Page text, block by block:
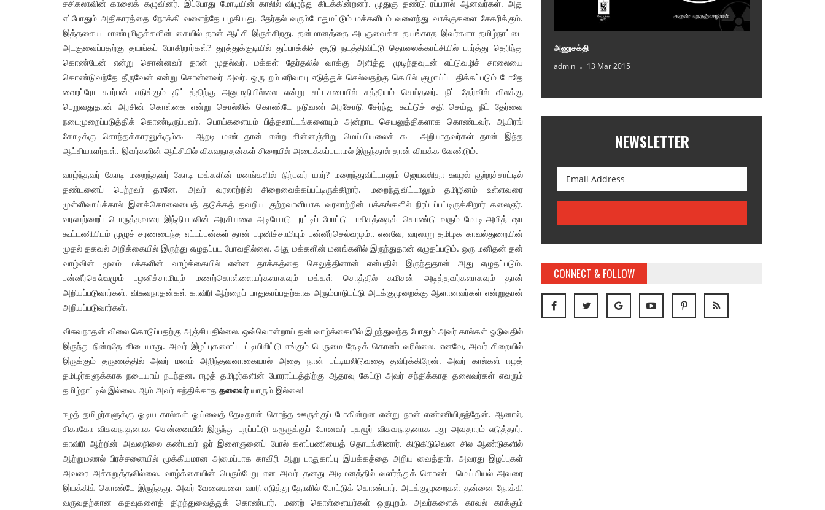
சசிகலாவின் காலைக் கழுவினர். இப்போது மோடியின் காலில் விழுந்து கிடக்கின்றனர். முதுகு தண்டு ரப்பரால் ஆனவர்கள். அது
எப்போதும் அதிகாரத்தை நோக்கி வளைந்தே பழகியது. தேர்தல் வரும்போதுமட்டும் மக்களிடம் வளைந்து வாக்குகளை சேகரிக்கும்.
இத்தகைய மாண்புமிகுக்களின் கையில் தான் ஆட்சி இருக்கிறது. தன்மானத்தை அடகுவைக்க தயங்காத இவர்களா தமிழ்நாட்டை
அடகுவைப்பதற்கு தயங்கப் போகிறார்கள்? தூத்துக்குடியில் துப்பாக்கிச் சூடு நடத்திவிட்டு தொலைக்காட்சியில் பார்த்து தெரிந்து
கொண்டேன் என்று சொன்னவர் தான் முதல்வர். மக்கள் தேர்தலில் வாக்கு அளித்து முடிந்தவுடன் எட்டுவழிச் சாலையை
கொண்டுவந்தே தீருவேன் என்று சொன்னவர் அவர். ஒருபுறம் எரிவாயு எடுத்துச் செல்வதற்கு கெயில் குழாய்ப் பதிக்கப்படும் போதே
ஹைட்ரோ கார்பன் எடுக்கும் திட்டத்திற்கு அனுமதியில்லை என்று சட்டசபையில் சத்தியம் செய்தவர். நீட் தேர்வில் விலக்கு
பெறுவதுதான் அரசின் கொள்கை என்று சொல்லிக் கொண்டே நடுவண் அரசோடு சேர்ந்து கூட்டுச் சதி செய்து நீட் தேர்வை
நடைமுறைப்படுத்திக் கொண்டிருப்பவர். பொய்களையும் பித்தலாட்டங்களையும் அன்றாட செயலுத்திகளாக கொண்டவர். ஆயிரங்
கோடிக்கு சொந்தக்காரனுக்கும்கூட ஆறடி மண் தான் என்ற சின்னஞ்சிறு மெய்யியலைக் கூட அறியாதவர்கள் தான் இந்த
ஆட்சியாளர்கள். இவர்களின் ஆட்சியில் விசுவநாதன்கள் சிறையில் அடைக்கப்படாமல் இருந்தால் தான் வியக்க வேண்டும்.
வாழ்ந்தவர் கோடி மறைந்தவர் கோடி மக்களின் மனங்களில் நிற்பவர் யார்? மறைந்துவிட்டாலும் ஜெயலலிதா ஊழல் குற்றச்சாட்டில்
தண்டனைப் பெற்றவர் தானே. அவர் வரலாற்றில் சிறைவைக்கப்பட்டிருக்கிறார். மறைந்துவிட்டாலும் தமிழினம் உள்ளவரை
முள்ளிவாய்க்கால் இனக்கொலையைத் தடுக்கத் தவறிய குற்றவாளியாக வரலாற்றின் பக்கங்களில் நிரப்பப்பட்டிருக்கிறார் கலைஞர்.
வரலாற்றைப் பொருத்தவரை இந்தியாவின் அரசியலை அடியோடு புரட்டிப் போட்டு பாசிசத்தைக் கொண்டு வரும் மோடி-அமித் ஷா
கூட்டணியிடம் முழுச் சரணடைந்த எட்டப்பன்கள் தான் பழனிச்சாமியும் பன்னீர்செல்வமும்.. எனவே, வரலாறு தமிழக காவல்துறையின்
முதல் தகவல் அறிக்கையில் இருந்து எழுதப்பட போவதில்லை. அது மக்களின் மனங்களில் இருந்துதான் எழுதப்படும். ஒரு மனிதன் தன்
வாழ்வின் மூலம் மக்களின் வாழ்க்கையில் என்ன தாக்கத்தை செலுத்தினான் என்பதில் இருந்துதான் அது எழுதப்படும்.
பன்னீர்செல்வமும் பழனிச்சாமியும் மணற்கொள்ளையர்களாகவும் மக்கள் சொத்தில் கமிசன் அடித்தவர்களாகவும் தான்
அறியப்படுவார்கள். விசுவநாதன்கள் காவிரி ஆற்றைப் பாதுகாப்பதற்காக அரும்பாடுபட்டு அடக்குமுறைக்கு ஆளானவர்கள் என்றுதான்
அறியப்படுவார்கள்.
விசுவநாதன் விலை கொடுப்பதற்கு அஞ்சியதில்லை. ஒவ்வொன்றாய் தன் வாழ்க்கையில் இழந்துவந்த போதும் அவர் கால்கள் ஓடுவதில்
இருந்து நின்றதே கிடையாது. அவர் இழப்புகளைப் பட்டியிலிட்டு எங்கும் பெருமை தேடிக் கொண்டவரில்லை. எனவே, அவர் சிறையில்
இருக்கும் தருணத்தில் அவர் மனம் அறிந்தவனாகையால் அதை நான் பட்டியலிடுவதை தவிர்க்கிறேன். அவர் கால்கள் ஈழத்
தமிழர்களுக்காக நடையாய் நடந்தன. ஈழத் தமிழர்களின் போராட்டத்திற்கு ஆதரவு கேட்டு அவர் சந்திக்காத தலைவர்கள் எவரும்
தமிழ்நாட்டில் இல்லை. ஆம் அவர் சந்திக்காத தலைவர்யாரும் இல்லை!
ஈழத் தமிழர்களுக்கு ஓடிய கால்கள் ஓய்வைத் தேடிதான் சொந்த ஊருக்குப் போகின்றன என்று நான் எண்ணியிருந்தேன். ஆனால்,
சிகாகோ விசுவநாதனாக சென்னையில் இருந்து புறப்பட்டு கரூருக்குப் போனவர் புகழூர் விசுவநாதனாக புது அவதாரம் எடுத்தார்.
காவிரி ஆற்றின் அவலநிலை கண்டவர் ஓர் இளைஞனைப் போல் களப்பணியைத் தொடங்கினார். கிடுகிடுவென சில ஆண்டுகளில்
ஆற்றுமணல் பிரச்சனையில் முக்கியமான அமைப்பாக காவிரி ஆறு பாதுகாப்பு இயக்கத்தை அறிய வைத்தார். அவரது இழப்புகள்
அவரை அச்சுறுத்தவில்லை. வாழ்க்கையின் பெரும்பேறு என அவர் தனது அடிமனத்தில் வளர்த்துக் கொண்ட மெய்யியல் அவரை
இயக்கிக் கொண்டே இருந்தது. அவர் வேலைகளை வாரி எடுத்து தோளில் போட்டுக் கொண்டார். அடக்குமுறைகள் தன்னை நோக்கி
வருவதற்கான கதவுகளைத் திறந்துவைத்துக் கொண்டார். மணற் கொள்ளையர்கள் ஒருபுறம், அவர்களைக் காவல் காக்கும்
அணுசக்தி
admin 13 Mar 2015
NEWSLETTER
CONNECT & FOLLOW